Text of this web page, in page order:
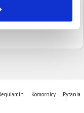
Komornicy
Pytania